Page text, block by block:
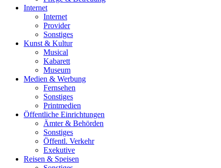
Internet
Internet
Provider
Sonstiges
Kunst & Kultur
Musical
Kabarett
Museum
Medien & Werbung
Fernsehen
Sonstiges
Printmedien
Öffentliche Einrichtungen
Ämter & Behörden
Sonstiges
Öffentl. Verkehr
Exekutive
Reisen & Speisen